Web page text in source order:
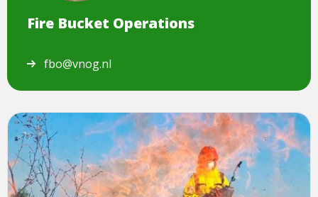
Operations
Fire Bucket Operations
fbo@vnog.nl
Lees
meer
over
Specialisme
Natuurbrandbeheersing